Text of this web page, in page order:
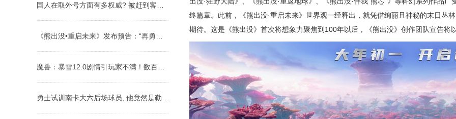
终篇章。此前，《熊出没·重启未来》世界观一经释出，就凭借绚丽且神秘的末日丛
期待。这是《熊出没》首次将想象力聚焦到100年以后，《熊出没》创作团队宣告将